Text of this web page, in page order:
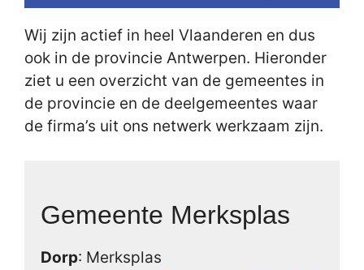
Wij zijn actief in heel Vlaanderen en dus
ook in de provincie Antwerpen. Hieronder
ziet u een overzicht van de gemeentes in
de provincie en de deelgemeentes waar
de firma’s uit ons netwerk werkzaam zijn.
Gemeente Merksplas
Dorp: Merksplas